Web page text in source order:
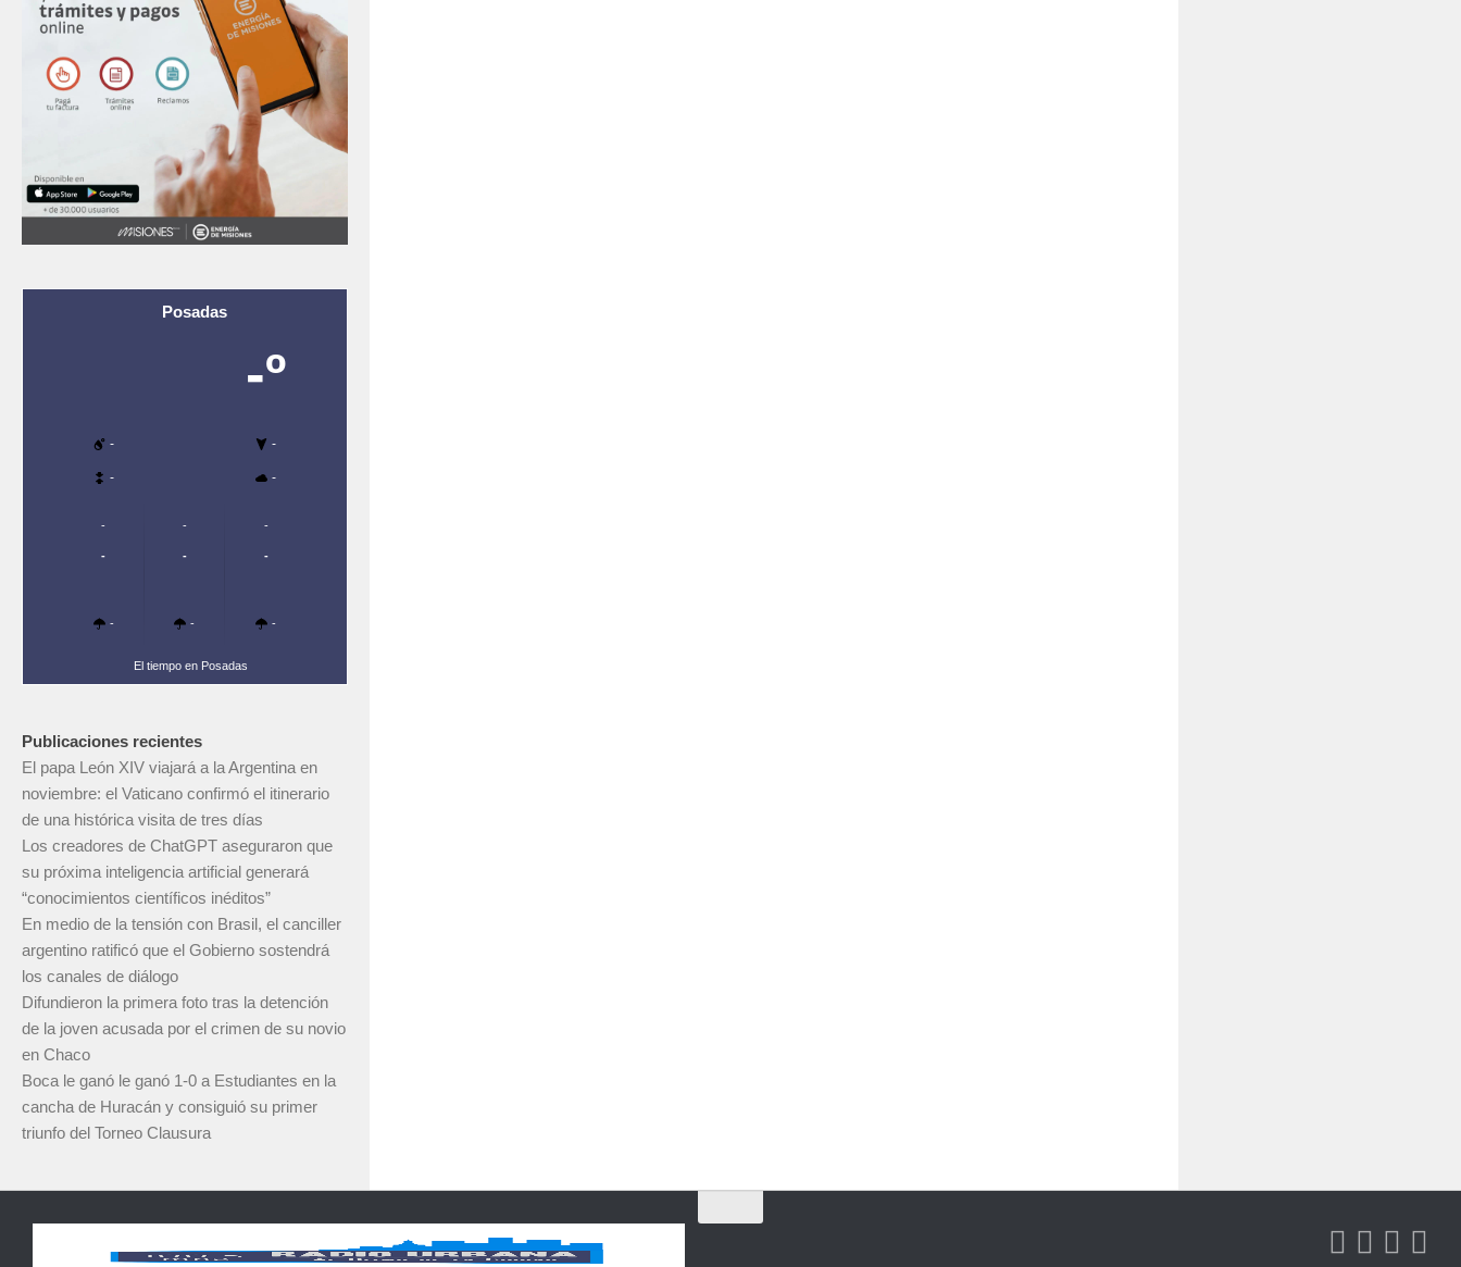
Posadas
-º
- -
- -
-
-
-
-
-
-
-
-
-
El tiempo en Posadas
Publicaciones recientes
El papa León XIV viajará a la Argentina en
noviembre: el Vaticano confirmó el itinerario
de una histórica visita de tres días
Los creadores de ChatGPT aseguraron que
su próxima inteligencia artificial generará
“conocimientos científicos inéditos”
En medio de la tensión con Brasil, el canciller
argentino ratificó que el Gobierno sostendrá
los canales de diálogo
Difundieron la primera foto tras la detención
de la joven acusada por el crimen de su novio
en Chaco
Boca le ganó le ganó 1-0 a Estudiantes en la
cancha de Huracán y consiguió su primer
triunfo del Torneo Clausura